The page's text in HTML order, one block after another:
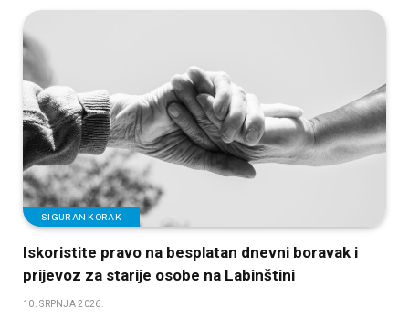
SIGURAN KORAK
Iskoristite pravo na besplatan dnevni boravak i
prijevoz za starije osobe na Labinštini
10. SRPNJA 2026.